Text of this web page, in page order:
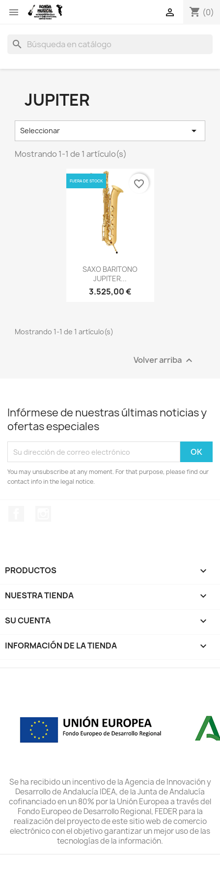
 shopping_cart (0)

search
JUPITER
Seleccionar 
Mostrando 1-1 de 1 artículo(s)
Vista rápida
SAXO BARITONO
JUPITER...
3.525,00 €
FUERA DE STOCK favorite_border
Mostrando 1-1 de 1 artículo(s)
Volver arriba 
Infórmese de nuestras últimas noticias y
ofertas especiales
You may unsubscribe at any moment. For that purpose, please find our
contact info in the legal notice.
PRODUCTOS 
NUESTRA TIENDA 
SU CUENTA 
INFORMACIÓN DE LA TIENDA keyboard_arrow_down
Se ha recibido un incentivo de la Agencia de Innovación y
Desarrollo de Andalucía IDEA, de la Junta de Andalucía
cofinanciado en un 80% por la Unión Europea a través del
Fondo Europeo de Desarrollo Regional, FEDER para la
realización del proyecto de este sitio web de comercio
electrónico con el objetivo garantizar un mejor uso de las
tecnologías de la información.